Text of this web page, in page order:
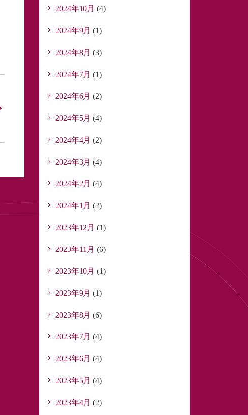
2024年10月 (4)
2024年9月 (1)
2024年8月 (3)
2024年7月 (1)
2024年6月 (2)
2024年5月 (4)
2024年4月 (2)
2024年3月 (4)
2024年2月 (4)
2024年1月 (2)
2023年12月 (1)
2023年11月 (6)
2023年10月 (1)
2023年9月 (1)
2023年8月 (6)
2023年7月 (4)
2023年6月 (4)
2023年5月 (4)
2023年4月 (2)